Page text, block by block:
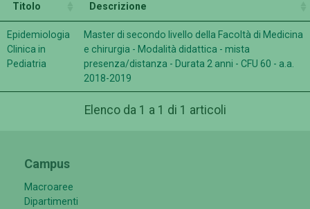
Titolo Descrizione
Epidemiologia
Clinica in
Pediatria
Master di secondo livello della Facoltà di Medicina
e chirurgia - Modalità didattica - mista
presenza/distanza - Durata 2 anni - CFU 60 - a.a.
2018-2019
Elenco da 1 a 1 di 1 articoli
Campus
Macroaree
Dipartimenti